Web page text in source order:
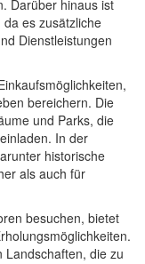
Darüber hinaus ist
es zusätzliche
Dienstleistungen
bereichern. Die
und Parks, die
In der
historische
als auch für
besuchen, bietet
Landschaften, die zu